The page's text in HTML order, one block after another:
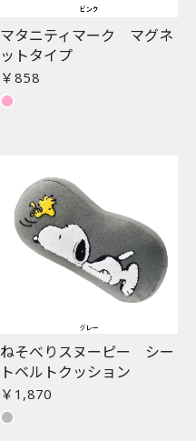
マタニティマーク マグネ
ットタイプ
￥858
ねそべりスヌーピー シー
トベルトクッション
￥1,870